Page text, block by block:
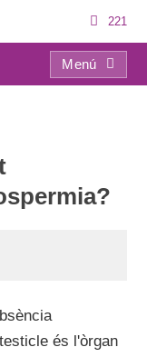
221
Menú
és l'òrgan